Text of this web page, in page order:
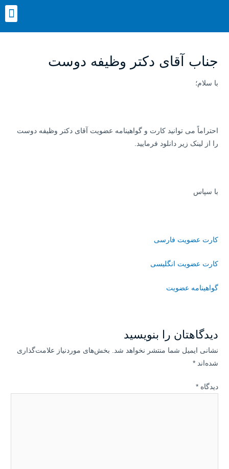
محتوا
جناب آقای دکتر وظیفه دوست
با سلام؛
احتراماً می توانید کارت و گواهینامه عضویت آقای دکتر وظیفه دوست
را از لینک زیر دانلود فرمایید.
با سپاس
کارت عضویت فارسی
کارت عضویت انگلیسی
گواهینامه عضویت
دیدگاهتان را بنویسید
نشانی ایمیل شما منتشر نخواهد شد. بخش‌های موردنیاز علامت‌گذاری
شده‌اند*
دیدگاه*